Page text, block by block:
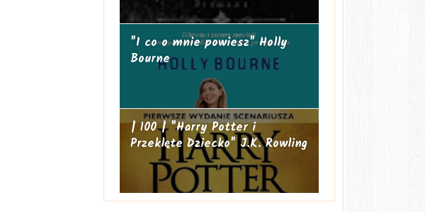
"I co o mnie powiesz" Holly
Bourne
| 100 | "Harry Potter i
Przeklęte Dziecko" J.K. Rowling